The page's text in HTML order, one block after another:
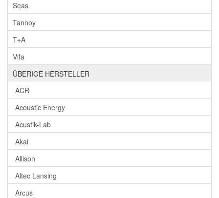
Seas
Tannoy
T+A
Vifa
ÜBERIGE HERSTELLER
ACR
Acoustic Energy
Acustik-Lab
Akai
Allison
Altec Lansing
Arcus